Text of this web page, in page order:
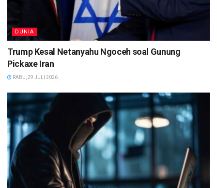
DUNIA
Trump Kesal Netanyahu Ngoceh soal Gunung
Pickaxe Iran
RABU, 29 JULI 2026